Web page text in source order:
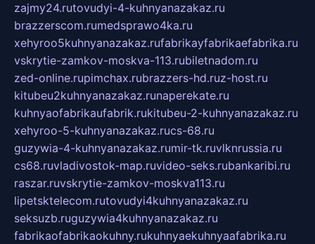
zajmy24.rutovudyi-4-kuhnyanazakaz.ru
brazzerscom.rumedsprawo4ka.ru
xehyroo5kuhnyanazakaz.rufabrikayfabrikaefabrika.ru
vskrytie-zamkov-moskva-113.rubiletnadom.ru
zed-online.rupimchax.rubrazzers-hd.ruz-host.ru
kitubeu2kuhnyanazakaz.runaperekate.ru
kuhnyaofabrikaufabrik.rukitubeu-2-kuhnyanazakaz.ru
xehyroo-5-kuhnyanazakaz.rucs-68.ru
guzywia-4-kuhnyanazakaz.rumir-tk.ruvlknrussia.ru
cs68.ruvladivostok-map.ruvideo-seks.rubankaribi.ru
raszar.ruvskrytie-zamkov-moskva113.ru
lipetsktelecom.rutovudyi4kuhnyanazakaz.ru
seksuzb.ruguzywia4kuhnyanazakaz.ru
fabrikaofabrikaokuhny.rukuhnyaekuhnyaafabrika.ru